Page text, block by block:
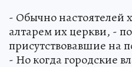
- Обычно настоятелей
алтарем их церкви, -
присутствовавшие на
- Но когда городские